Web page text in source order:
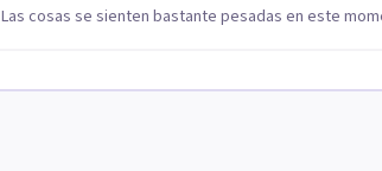
Las cosas se sienten bastante pesadas en este